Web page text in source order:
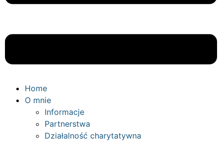
Home
O mnie
Informacje
Partnerstwa
Działalność charytatywna